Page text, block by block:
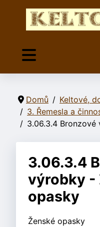
Domů
Keltové,
3. Řemesla a
3.06.3.4
3.06.3.4
výrobky -
opasky
Ženské opasky